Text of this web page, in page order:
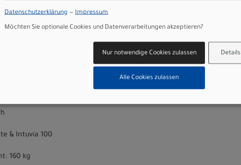
31.6
Rack SnapIt 2.0 25KG
E65
Light
Line CX (BDU384Y)
& Intuvia 100
160 kg
Datenschutzerklärung — Impressum
Möchten Sie optionale Cookies und Datenverarbeitungen akzeptieren?
Details
Nur notwendige Cookies zulassen
Alle Cookies zulassen